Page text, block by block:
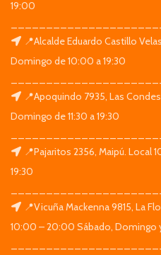
19:00
📍Alcalde Eduardo Castillo
Domingo de 10:00 a 19:30
📍Apoquindo 7935, Las
Domingo de 11:30 a 19:30
📍Pajaritos 2356, Maipú. Local
19:30
📍Vicuña Mackenna 9815, La
10:00 – 20:00 Sábado, Domingo